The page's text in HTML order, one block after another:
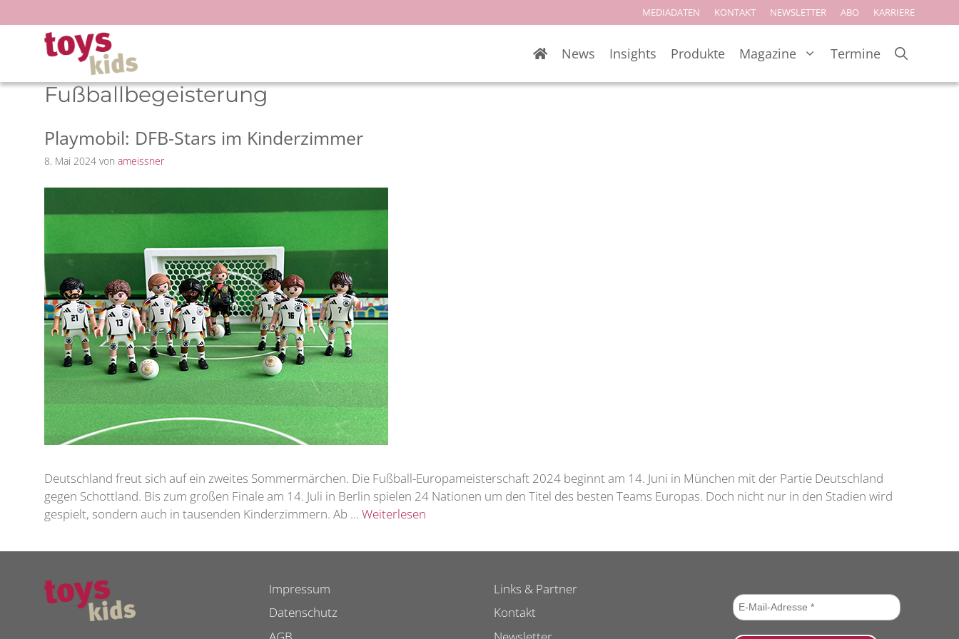
Inhalt
springen
MEDIADATEN KONTAKT NEWSLETTER ABO KARRIERE
News Insights Produkte Magazine Termine
Fußballbegeisterung
Playmobil: DFB-Stars im Kinderzimmer
8. Mai 2024 von ameissner
Deutschland freut sich auf ein zweites Sommermärchen. Die Fußball-Europameisterschaft 2024 beginnt am 14. Juni in München mit der Partie Deutschland
gegen Schottland. Bis zum großen Finale am 14. Juli in Berlin spielen 24 Nationen um den Titel des besten Teams Europas. Doch nicht nur in den Stadien wird
gespielt, sondern auch in tausenden Kinderzimmern. Ab … Weiterlesen
Impressum
Datenschutz
Links & Partner
Kontakt